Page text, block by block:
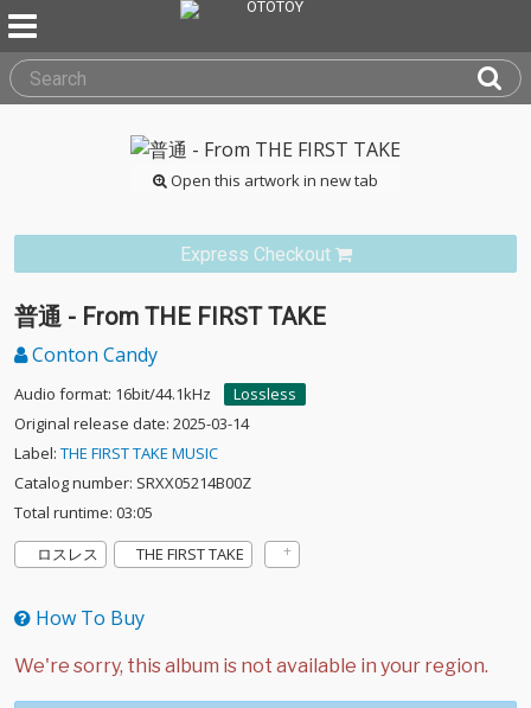
Open this artwork in new tab
Express Checkout
普通 - From THE FIRST TAKE
Conton Candy
Audio format: 16bit/44.1kHz
Lossless
Original release date: 2025-03-14
Label: THE FIRST TAKE MUSIC
Catalog number: SRXX05214B00Z
Total runtime: 03:05
ロスレス
THE FIRST TAKE
How To Buy